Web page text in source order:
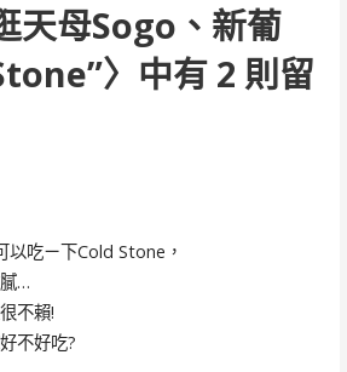
天母Sogo、新葡
〉中有 2 則留
以吃ㄧ下Cold Stone，
…
不賴!
不好吃?